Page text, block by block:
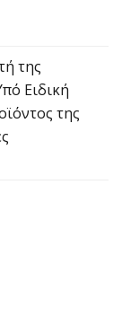
της
Ειδική
της